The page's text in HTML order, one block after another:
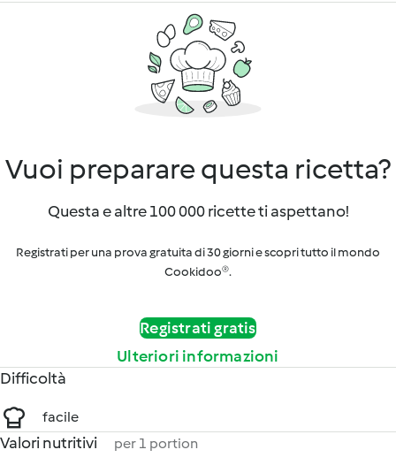
Vuoi preparare questa ricetta?
Questa e altre 100 000 ricette ti aspettano!
Registrati per una prova gratuita di 30 giorni e scopri tutto il mondo
Cookidoo®.
Registrati gratis
Ulteriori informazioni
Difficoltà
facile
Valori nutritivi per 1 portion